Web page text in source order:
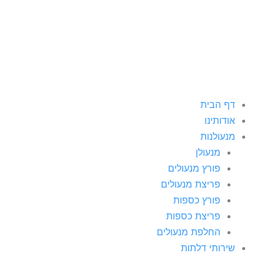
דף הבית
אודותינו
מנעולנות
מנעולן
פורץ מנעולים
פריצת מנעולים
פורץ כספות
פריצת כספות
החלפת מנעולים
שירותי דלתות